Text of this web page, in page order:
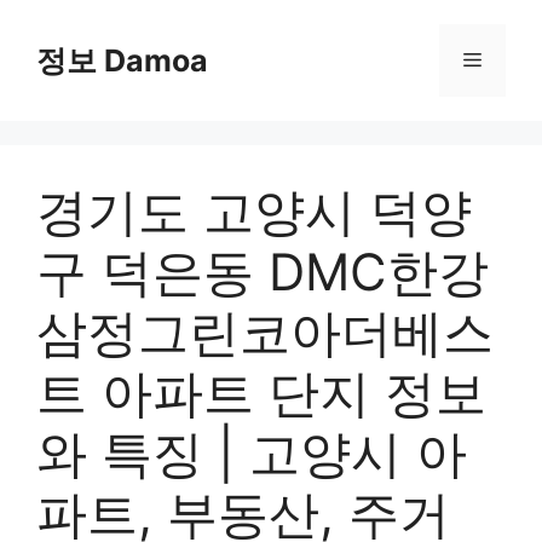
content정보 Damoa Menu
경기도 고양시 덕양
구 덕은동 DMC한강
삼정그린코아더베스
트 아파트 단지 정보
와 특징 | 고양시 아
파트, 부동산, 주거